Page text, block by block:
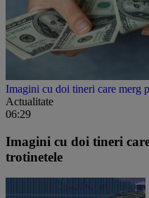
Imagini cu doi tineri care merg
Actualitate
06:29
Imagini cu doi tineri
trotinetele